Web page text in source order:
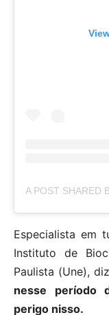
Especialista em
Instituto de
Paulista (Une),
nesse período
perigo nisso.